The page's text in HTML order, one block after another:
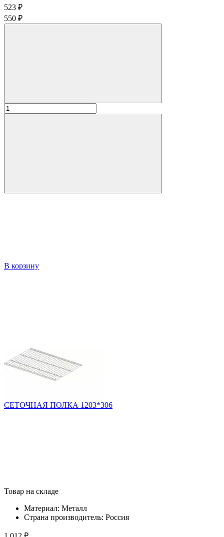
523 ₽
550 ₽
В корзину
СЕТОЧНАЯ ПОЛКА 1203*306
Товар на складе
Материал: Металл
Страна производитель: Россия